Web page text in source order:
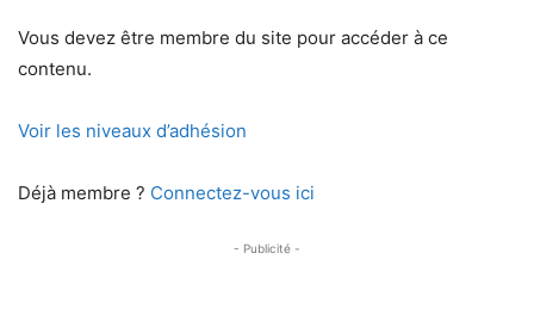
Vous devez être membre du site pour accéder à ce
contenu.
Voir les niveaux d’adhésion
Déjà membre ? Connectez-vous ici
- Publicité -